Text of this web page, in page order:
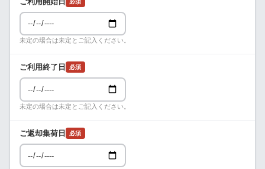
未定の場合は未定とご記入ください。
ご利用終了日 必須
未定の場合は未定とご記入ください。
ご返却集荷日 必須